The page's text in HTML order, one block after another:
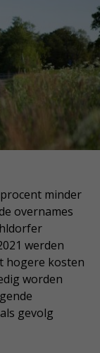
minder
overnames
werden
hogere kosten
worden
gevolg